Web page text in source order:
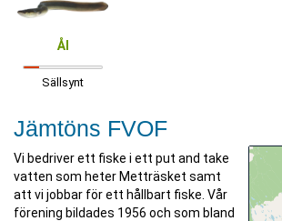
Ål
Sällsynt
Jämtöns FVOF
Vi bedriver ett fiske i ett put and take
vatten som heter Metträsket samt
att vi jobbar för ett hållbart fiske. Vår
förening bildades 1956 och som bland